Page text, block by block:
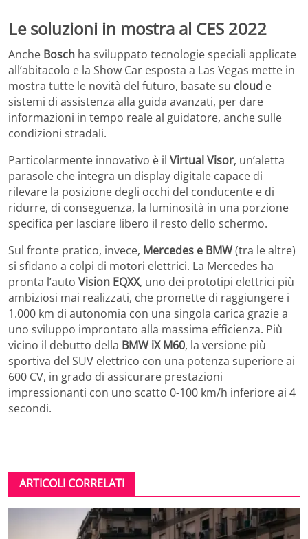
Le soluzioni in mostra al CES 2022
Anche Bosch ha sviluppato tecnologie speciali applicate
all’abitacolo e la Show Car esposta a Las Vegas mette in
mostra tutte le novità del futuro, basate su cloud e
sistemi di assistenza alla guida avanzati, per dare
informazioni in tempo reale al guidatore, anche sulle
condizioni stradali.
Particolarmente innovativo è il Virtual Visor, un’aletta
parasole che integra un display digitale capace di
rilevare la posizione degli occhi del conducente e di
ridurre, di conseguenza, la luminosità in una porzione
specifica per lasciare libero il resto dello schermo.
Sul fronte pratico, invece, Mercedes e BMW(tra le altre)
si sfidano a colpi di motori elettrici. La Mercedes ha
pronta l’auto Vision EQXX, uno dei prototipi elettrici più
ambiziosi mai realizzati, che promette di raggiungere i
1.000 km di autonomia con una singola carica grazie a
uno sviluppo improntato alla massima efficienza. Più
vicino il debutto della BMW iX M60, la versione più
sportiva del SUV elettrico con una potenza superiore ai
600 CV, in grado di assicurare prestazioni
impressionanti con uno scatto 0-100 km/h inferiore ai 4
secondi.
ARTICOLI CORRELATI